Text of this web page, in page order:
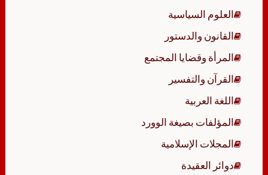
العلوم السياسية
القانون والدستور
المرأة وقضايا المجتمع
القرآن والتفسير
اللغة العربية
المؤلفات بصيغة الوورد
المجلات الإسلامية
دوائر العقيدة